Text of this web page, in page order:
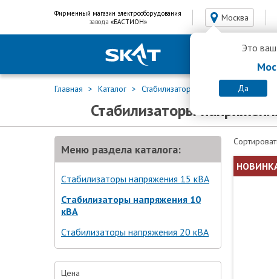
Фирменный магазин электрооборудования
завода «БАСТИОН» Москва
Это
Да
Главная Каталог Стабилизаторы для всего дома
Стабилизаторы
Меню раздела каталога:
Cтабилизаторы напряжения 15 кВA
Стабилизаторы напряжения 10
кВА
Стабилизаторы напряжения 20 кВА
Цена